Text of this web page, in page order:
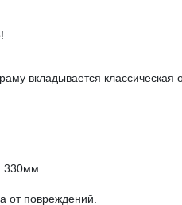
вкладывается
330мм.
от повреждений.